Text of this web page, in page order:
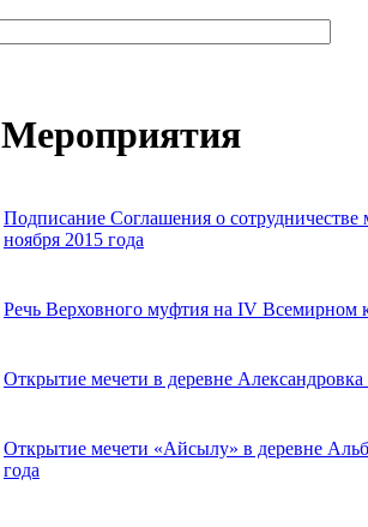
Мероприятия
Подписание Соглашения о
ноября 2015 года
Речь Верховного муфтия на IV Всемирном
Открытие мечети в деревне
Открытие мечети «Айсылу» в деревне
года